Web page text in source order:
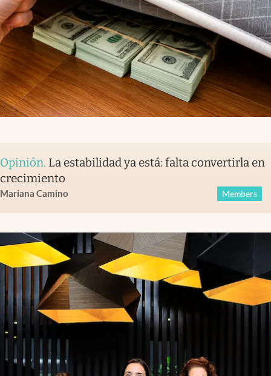
Opinión. La estabilidad ya está: falta convertirla en
crecimiento
Mariana Camino Members